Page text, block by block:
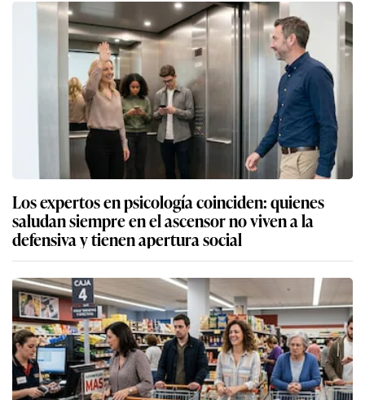
Los expertos en psicología coinciden: quienes
saludan siempre en el ascensor no viven a la
defensiva y tienen apertura social